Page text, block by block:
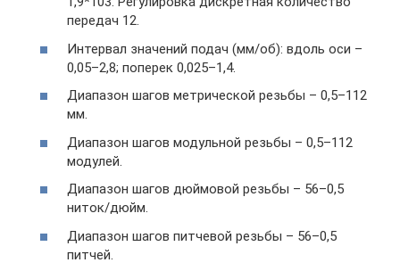
передач 12.
Интервал значений подач (мм/об): вдоль оси –
0,05–2,8; поперек 0,025–1,4.
Диапазон шагов метрической резьбы – 0,5–112
мм.
Диапазон шагов модульной резьбы – 0,5–112
модулей.
Диапазон шагов дюймовой резьбы – 56–0,5
ниток/дюйм.
Диапазон шагов питчевой резьбы – 56–0,5
питчей.